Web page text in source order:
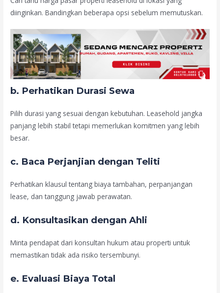
diinginkan. Bandingkan beberapa opsi sebelum memutuskan.
b. Perhatikan Durasi Sewa
Pilih durasi yang sesuai dengan kebutuhan. Leasehold jangka
panjang lebih stabil tetapi memerlukan komitmen yang lebih
besar.
c. Baca Perjanjian dengan Teliti
Perhatikan klausul tentang biaya tambahan, perpanjangan
lease, dan tanggung jawab perawatan.
d. Konsultasikan dengan Ahli
Minta pendapat dari konsultan hukum atau properti untuk
memastikan tidak ada risiko tersembunyi.
e. Evaluasi Biaya Total